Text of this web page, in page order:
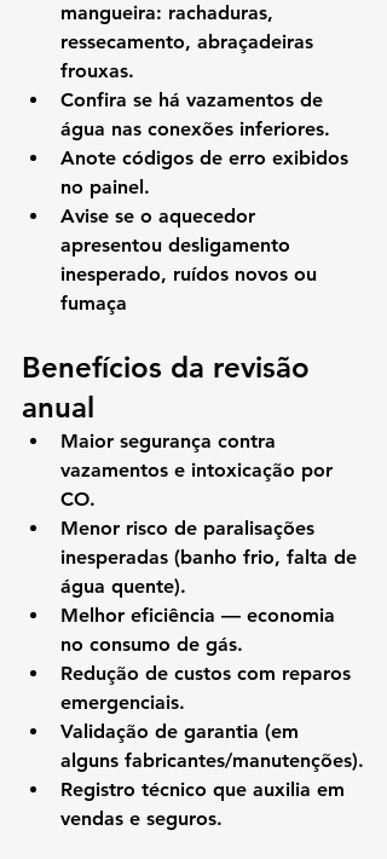
mangueira: rachaduras,
ressecamento, abraçadeiras
frouxas.
Confira se há vazamentos de
água nas conexões inferiores.
Anote códigos de erro exibidos
no painel.
Avise se o aquecedor
apresentou desligamento
inesperado, ruídos novos ou
fumaça
Benefícios da revisão
anual
Maior segurança contra
vazamentos e intoxicação por
CO.
Menor risco de paralisações
inesperadas (banho frio, falta de
água quente).
Melhor eficiência — economia
no consumo de gás.
Redução de custos com reparos
emergenciais.
Validação de garantia (em
alguns fabricantes/manutenções).
Registro técnico que auxilia em
vendas e seguros.